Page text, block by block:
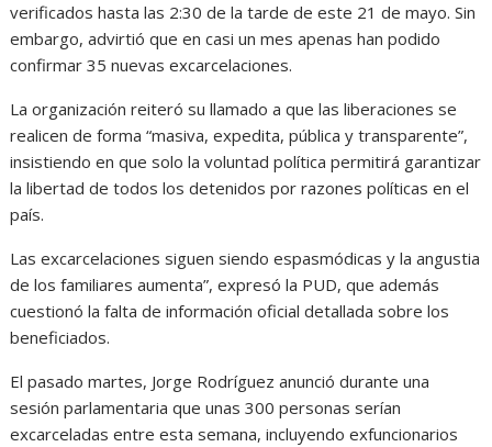
verificados hasta las 2:30 de la tarde de este 21 de mayo. Sin
embargo, advirtió que en casi un mes apenas han podido
confirmar 35 nuevas excarcelaciones.
La organización reiteró su llamado a que las liberaciones se
realicen de forma “masiva, expedita, pública y transparente”,
insistiendo en que solo la voluntad política permitirá garantizar
la libertad de todos los detenidos por razones políticas en el
país.
Las excarcelaciones siguen siendo espasmódicas y la angustia
de los familiares aumenta”, expresó la PUD, que además
cuestionó la falta de información oficial detallada sobre los
beneficiados.
El pasado martes, Jorge Rodríguez anunció durante una
sesión parlamentaria que unas 300 personas serían
excarceladas entre esta semana, incluyendo exfuncionarios